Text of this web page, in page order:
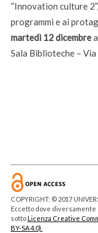
“Innovation culture
programmi e ai
martedì 12 dicembre
Sala Biblioteche –
COPYRIGHT: © 2017
Eccetto dove
sottoLicenza Creative
BY-SA 4.0).